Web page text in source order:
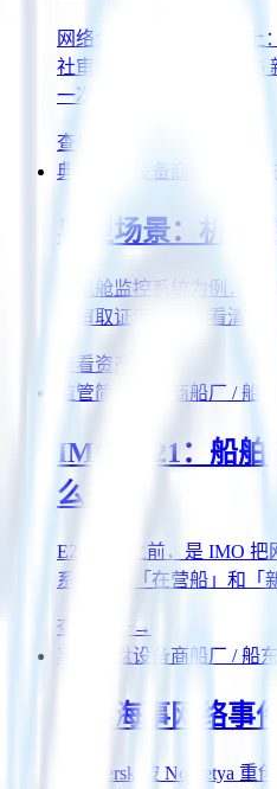
网络合规不只是写在纸上
社审查发证、USCG
一次看懂。
查看资产
典型场景
设备商 船厂 / 船东
典型场景：机舱
以机舱监控系统为例，从
送审取证走一遍，看清每
查看资产
监管简报
设备商船厂 / 船东
IMO 2021：船
么来的
E26/E27 之前，是 IMO
系。看懂「在营船」和「
查看资产 →
事件复盘设备商船厂 / 船东
真实海事网络事
从 Maersk 被 NotPetya 重